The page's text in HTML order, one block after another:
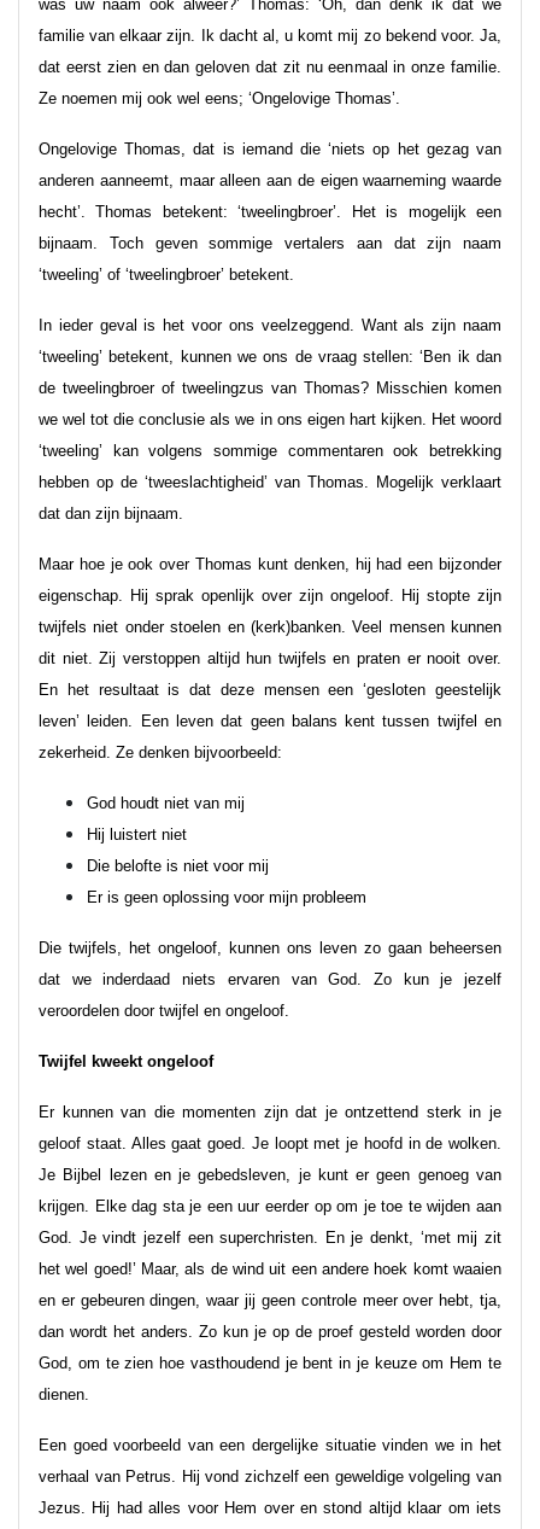
was uw naam ook alweer?’ Thomas: ‘Oh, dan denk ik dat we
familie van elkaar zijn. Ik dacht al, u komt mij zo bekend voor. Ja,
dat eerst zien en dan geloven dat zit nu eenmaal in onze familie.
Ze noemen mij ook wel eens; ‘Ongelovige Thomas’.
Ongelovige Thomas, dat is iemand die ‘niets op het gezag van
anderen aanneemt, maar alleen aan de eigen waarneming waarde
hecht’. Thomas betekent: ‘tweelingbroer’. Het is mogelijk een
bijnaam. Toch geven sommige vertalers aan dat zijn naam
‘tweeling’ of ‘tweelingbroer’ betekent.
In ieder geval is het voor ons veelzeggend. Want als zijn naam
‘tweeling’ betekent, kunnen we ons de vraag stellen: ‘Ben ik dan
de tweelingbroer of tweelingzus van Thomas? Misschien komen
we wel tot die conclusie als we in ons eigen hart kijken. Het woord
‘tweeling’ kan volgens sommige commentaren ook betrekking
hebben op de ‘tweeslachtigheid’ van Thomas. Mogelijk verklaart
dat dan zijn bijnaam.
Maar hoe je ook over Thomas kunt denken, hij had een bijzonder
eigenschap. Hij sprak openlijk over zijn ongeloof. Hij stopte zijn
twijfels niet onder stoelen en (kerk)banken. Veel mensen kunnen
dit niet. Zij verstoppen altijd hun twijfels en praten er nooit over.
En het resultaat is dat deze mensen een ‘gesloten geestelijk
leven’ leiden. Een leven dat geen balans kent tussen twijfel en
zekerheid. Ze denken bijvoorbeeld:
God houdt niet van mij
Hij luistert niet
Die belofte is niet voor mij
Er is geen oplossing voor mijn probleem
Die twijfels, het ongeloof, kunnen ons leven zo gaan beheersen
dat we inderdaad niets ervaren van God. Zo kun je jezelf
veroordelen door twijfel en ongeloof.
Twijfel kweekt ongeloof
Er kunnen van die momenten zijn dat je ontzettend sterk in je
geloof staat. Alles gaat goed. Je loopt met je hoofd in de wolken.
Je Bijbel lezen en je gebedsleven, je kunt er geen genoeg van
krijgen. Elke dag sta je een uur eerder op om je toe te wijden aan
God. Je vindt jezelf een superchristen. En je denkt, ‘met mij zit
het wel goed!’ Maar, als de wind uit een andere hoek komt waaien
en er gebeuren dingen, waar jij geen controle meer over hebt, tja,
dan wordt het anders. Zo kun je op de proef gesteld worden door
God, om te zien hoe vasthoudend je bent in je keuze om Hem te
dienen.
Een goed voorbeeld van een dergelijke situatie vinden we in het
verhaal van Petrus. Hij vond zichzelf een geweldige volgeling van
Jezus. Hij had alles voor Hem over en stond altijd klaar om iets